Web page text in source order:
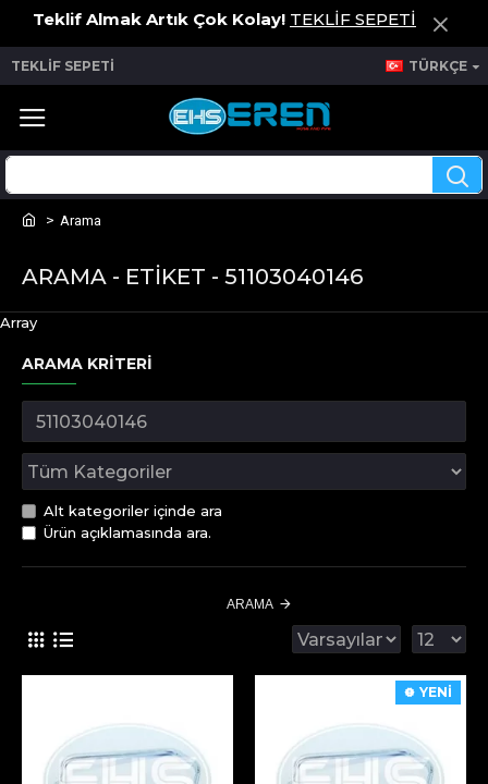
Teklif Almak Artık Çok Kolay! TEKLİF SEPETİ
TEKLİF SEPETİ TÜRKÇE
Arama
ARAMA - ETIKET - 51103040146
Array
ARAMA KRITERI
Alt kategoriler içinde ara
Ürün açıklamasında ara.
ARAMA
YENİ